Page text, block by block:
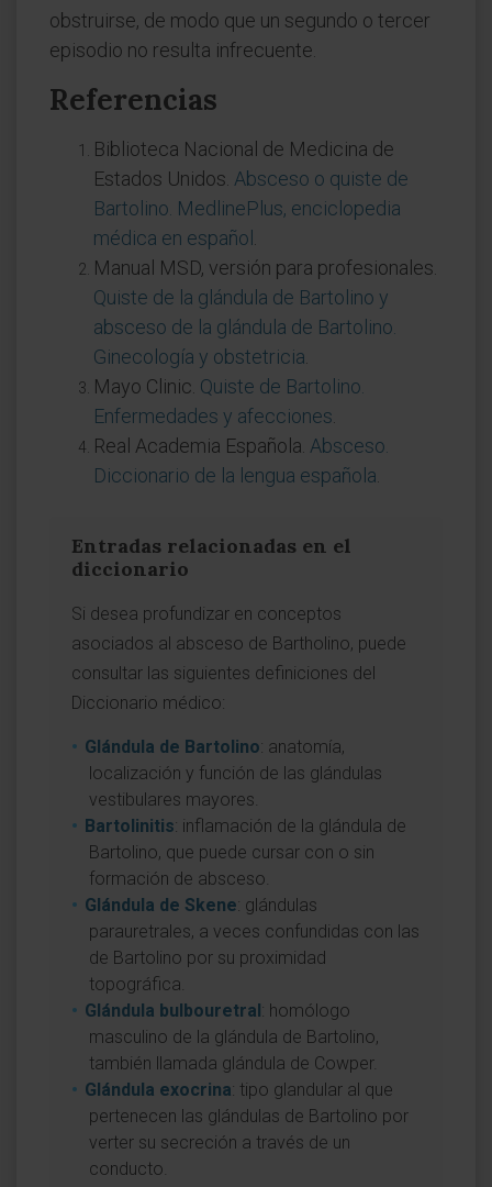
obstruirse, de modo que un segundo o tercer
episodio no resulta infrecuente.
Referencias
Biblioteca Nacional de Medicina de
Estados Unidos. Absceso o quiste de
Bartolino. MedlinePlus, enciclopedia
médica en español
Manual MSD, versión para profesionales.
Quiste de la glándula de Bartolino y
absceso de la glándula de Bartolino.
Ginecología y obstetricia
Mayo Clinic. Quiste de Bartolino.
Enfermedades y afecciones
Real Academia Española. Absceso.
Diccionario de la lengua española
Entradas relacionadas en el
diccionario
Si desea profundizar en conceptos
asociados al absceso de Bartholino, puede
consultar las siguientes definiciones del
Diccionario médico:
Glándula de Bartolino: anatomía,
localización y función de las glándulas
vestibulares mayores.
Bartolinitis: inflamación de la glándula de
Bartolino, que puede cursar con o sin
formación de absceso.
Glándula de Skene: glándulas
parauretrales, a veces confundidas con las
de Bartolino por su proximidad
topográfica.
Glándula bulbouretral: homólogo
masculino de la glándula de Bartolino,
también llamada glándula de Cowper.
Glándula exocrina: tipo glandular al que
pertenecen las glándulas de Bartolino por
verter su secreción a través de un
conducto.